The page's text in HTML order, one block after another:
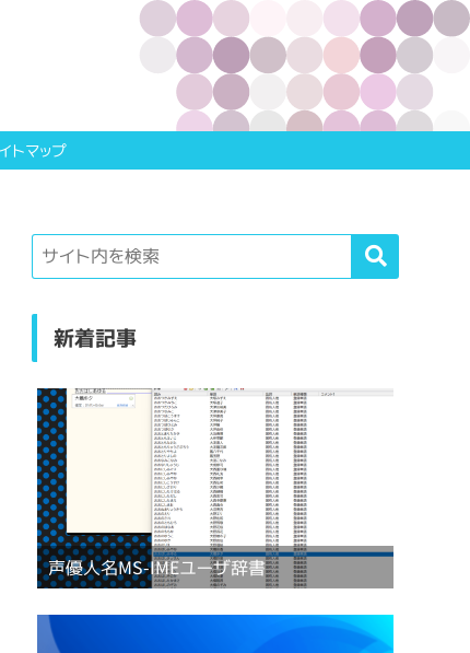
トマップ
新着記事
声優人名MS-IMEユーザ辞書